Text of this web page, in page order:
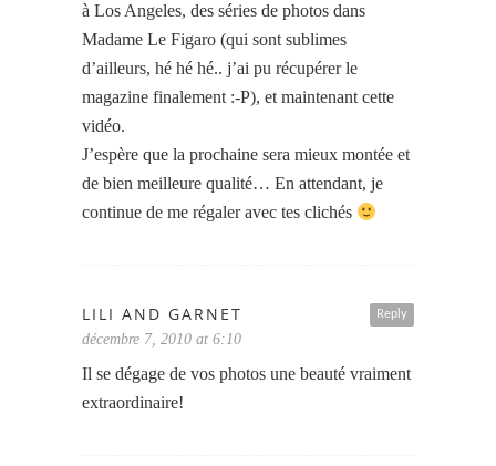
à Los Angeles, des séries de photos dans
Madame Le Figaro (qui sont sublimes
d’ailleurs, hé hé hé.. j’ai pu récupérer le
magazine finalement :-P), et maintenant cette
vidéo.
J’espère que la prochaine sera mieux montée et
de bien meilleure qualité… En attendant, je
continue de me régaler avec tes clichés
Reply
LILI AND GARNET
décembre 7, 2010 at 6:10
Il se dégage de vos photos une beauté vraiment
extraordinaire!